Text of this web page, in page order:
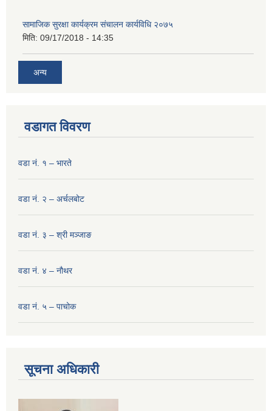
सामाजिक सुरक्षा कार्यक्रम संचालन कार्यविधि २०७५
मिति: 09/17/2018 - 14:35
अन्य
वडागत विवरण
वडा नं. १ – भारते
वडा नं. २ – अर्चलबोट
वडा नं. ३ – श्री मञ्‍जाङ
वडा नं. ४ – नौथर
वडा नं. ५ – पाचोक
सूचना अधिकारी